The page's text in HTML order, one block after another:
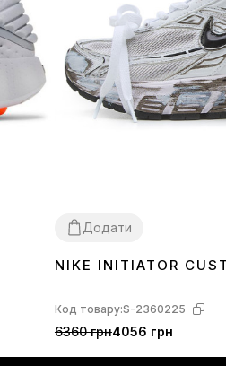
Додати
3637 3839 4041 42434445
NIKE INITIATOR
Код товару:S-2360225
6360 грн4056 грн